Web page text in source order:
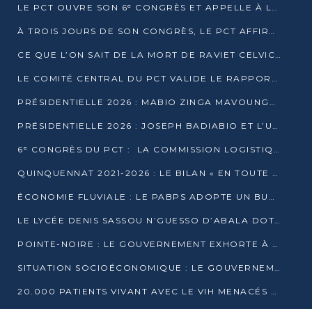
LE PCT OUVRE SON 6ᵉ CONGRÈS ET APPELLE À LA CANDIDATURE DE DENIS SASSOU NGUESSO
À TROIS JOURS DE SON CONGRÈS, LE PCT AFFIRME AVOIR ATTEINT TOUS SES OBJECTIFS
CE QUE L’ON SAIT DE LA MORT DE RAVIET CELVIC N’TSIANTSIE
LE COMITÉ CENTRAL DU PCT VALIDE LE RAPPORT DU CONGRÈS ET SOUTIENT DENIS SASSOU N’GUESSO
PRÉSIDENTIELLE 2026 : MABIO ZINGA MAVOUNGOU DÉCLARE SA CANDIDATURE ET CHARGE LE BILAN DU PCT
PRÉSIDENTIELLE 2026 : JOSEPH BADIABIO ET L’UDH-YUKI JOUENT LA PRUDENCE
6ᵉ CONGRÈS DU PCT : LA COMMISSION LOGISTIQUE ASSURE LA DISTRIBUTION DES KITS
QUINQUENNAT 2021-2026 : LE BILAN « EN TOUTE TRANSPARENCE » PRÉSENTÉ À LA PRESSE
ÉCONOMIE FLUVIALE : LE PABPS ADOPTE UN BUDGET 2026 DE PLUS DE 2,7 MILLIARDS FCFA
LE LYCÉE DENIS SASSOU N’GUESSO D’ABALA DOTÉ D’UNE SALLE MULTIMÉDIA
POINTE-NOIRE : LE GOUVERNEMENT EXHORTE À UN USAGE RESPONSABLE DU NOUVEAU MATÉRIEL MUNICIPAL
SITUATION SOCIOÉCONOMIQUE : LE GOUVERNEMENT INTERPELLÉ DEVANT LE SÉNAT
20.000 PATIENTS VIVANT AVEC LE VIH MENACÉS D’ARRÊT DE TRAITEMENT